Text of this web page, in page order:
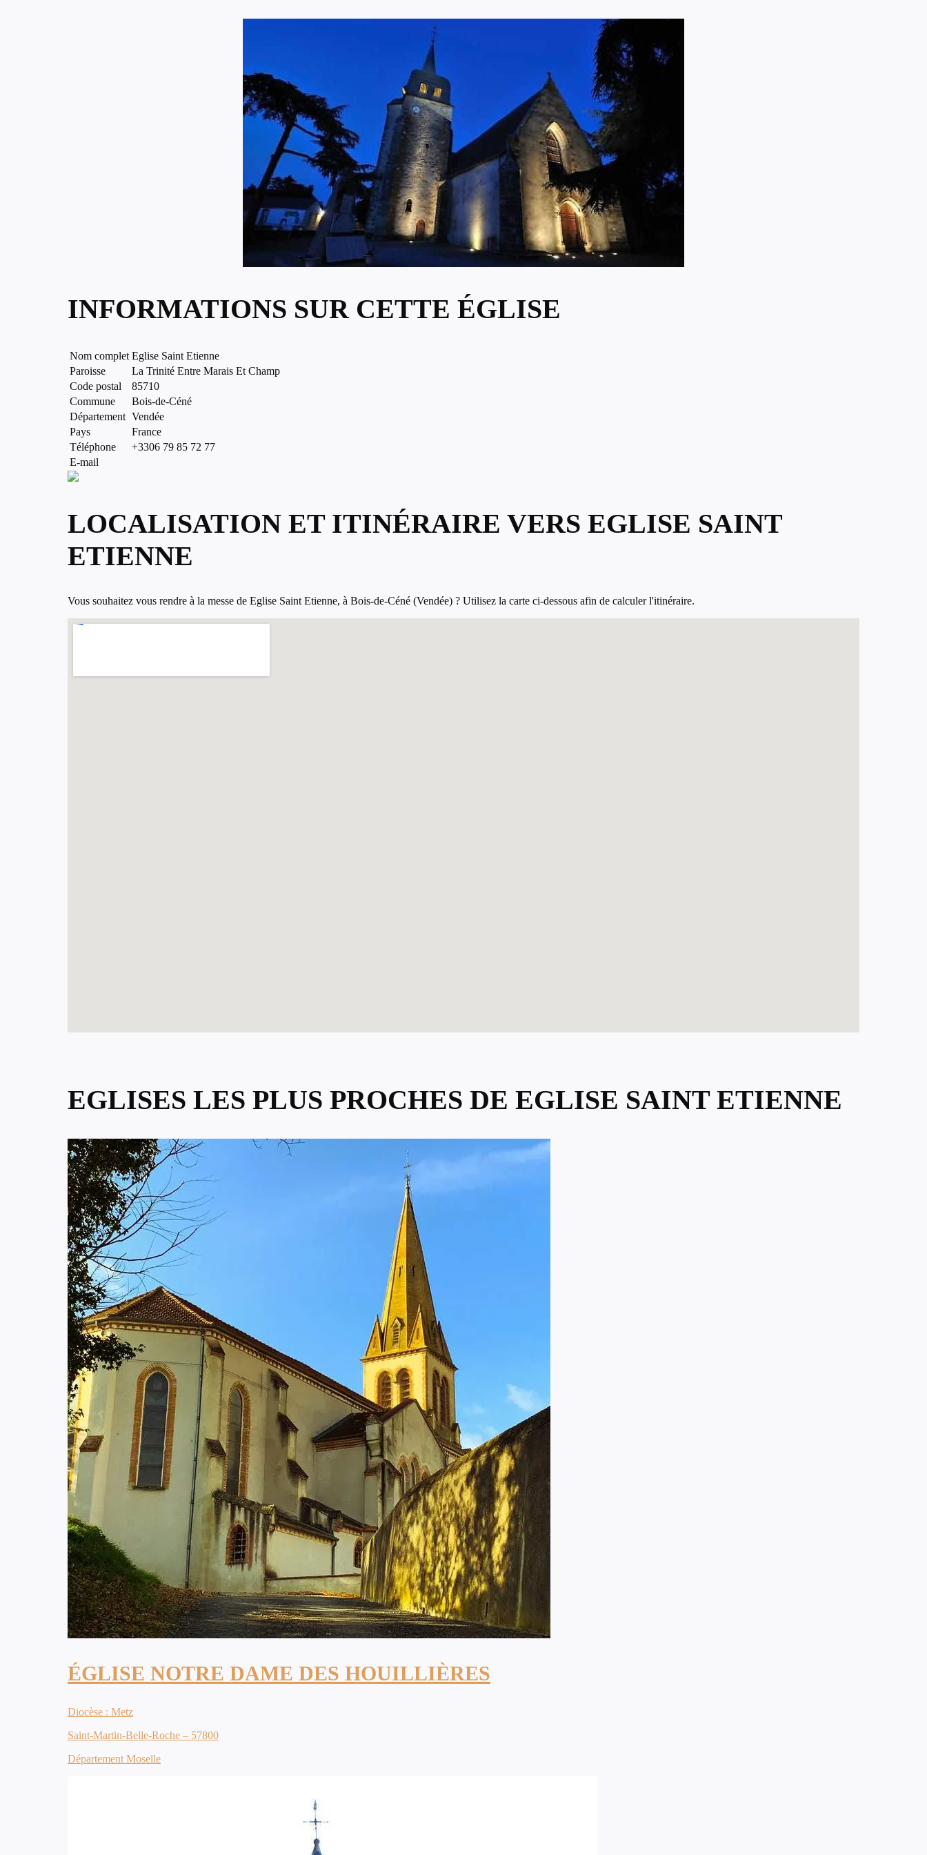
INFORMATIONS SUR CETTE ÉGLISE
Nom complet Eglise Saint Etienne
Paroisse
La Trinité Entre Marais Et Champ
Code postal
85710
Commune
Bois-de-Céné
Département Vendée
Pays
France
Téléphone
+3306 79 85 72 77
E-mail
LOCALISATION ET ITINÉRAIRE VERS EGLISE SAINT
ETIENNE
Vous souhaitez vous rendre à la messe de Eglise Saint Etienne, à Bois-de-Céné (Vendée) ? Utilisez la carte ci-dessous afin de calculer l'itinéraire.
EGLISES LES PLUS PROCHES DE EGLISE SAINT ETIENNE
ÉGLISE NOTRE DAME DES HOUILLIÈRES
Diocèse : Metz
Saint-Martin-Belle-Roche – 57800
Département Moselle